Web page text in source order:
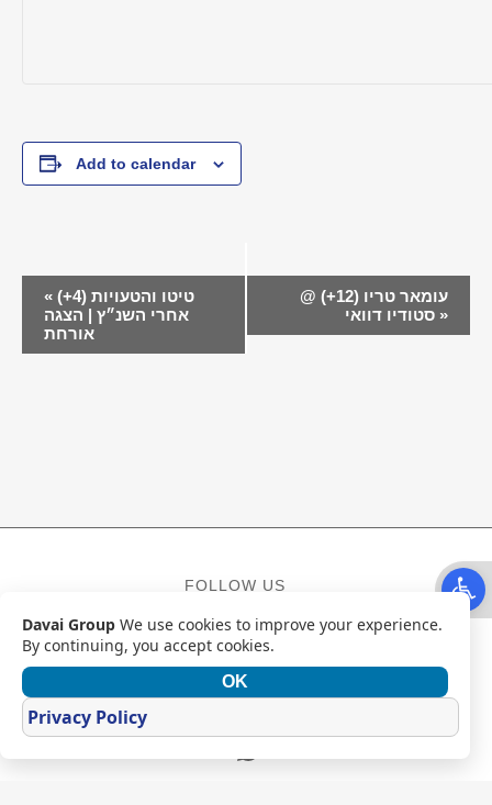
Open
Add to calendar
EVENT
NAVIGATION
«
אחרי השנ״ץ | הצגה
אורחת
עומאר טריו (12+) @
»
FOLLOW US
Facebook
Instagram
YouTube
CONTACT
Davai Group We use cookies to improve your experience.
By continuing, you accept cookies.
OK
Privacy Policy